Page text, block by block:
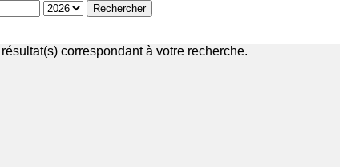
correspondant à votre recherche.